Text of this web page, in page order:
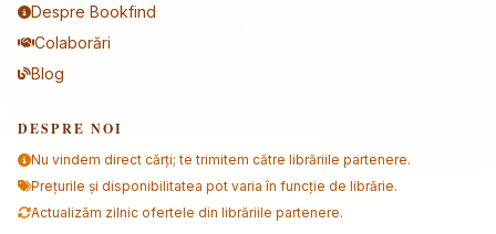
Despre Bookfind
Colaborări
Blog
DESPRE NOI
Nu vindem direct cărți; te trimitem către librăriile partenere.
Prețurile și disponibilitatea pot varia în funcție de librărie.
Actualizăm zilnic ofertele din librăriile partenere.